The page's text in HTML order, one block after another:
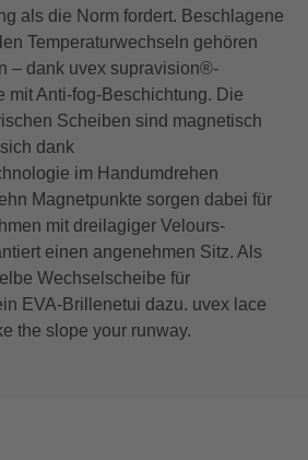
als die Norm fordert. Beschlagene
Temperaturwechseln gehören
– dank uvex supravision®-
mit Anti-fog-Beschichtung. Die
Scheiben sind magnetisch
dank
im Handumdrehen
Magnetpunkte sorgen dabei für
mit dreilagiger Velours-
einen angenehmen Sitz. Als
Wechselscheibe für
EVA-Brillenetui dazu. uvex lace
the slope your runway.